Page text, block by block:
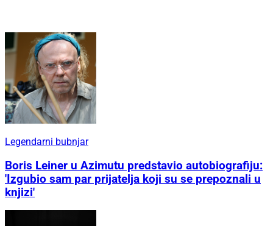
Legendarni bubnjar
Boris Leiner u Azimutu predstavio autobiografiju:
'Izgubio sam par prijatelja koji su se prepoznali u
knjizi'